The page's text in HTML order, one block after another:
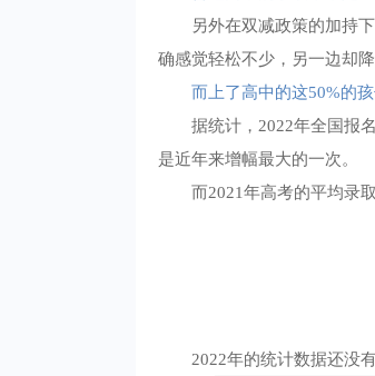
另外在双减政策的加持
确感觉轻松不少，另一边却
而上了高中的这50%的
据统计，2022年全国报
是近年来增幅最大的一次。
而2021年高考的平均录
2022年的统计数据还没